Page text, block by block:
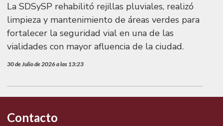
La SDSySP rehabilitó rejillas pluviales, realizó
limpieza y mantenimiento de áreas verdes para
fortalecer la seguridad vial en una de las
vialidades con mayor afluencia de la ciudad.
30 de Julio de 2026 a las 13:23
Contacto